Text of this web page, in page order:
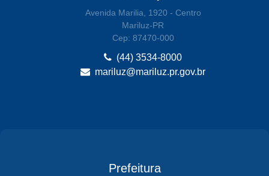
Avenida Marilia, 1920 - Centro
Mariluz-PR
Cep: 87470-000
(44) 3534-8000
mariluz@mariluz.pr.gov.br
Prefeitura